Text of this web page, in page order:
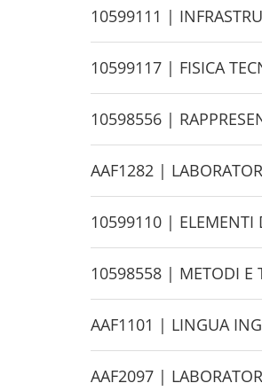
d
e
H
i
d
e
10599111 |
H
i
d
e
10599117 | FISICA
H
i
d
e
10598556 |
H
i
d
e
AAF1282 |
H
i
d
e
10599110 | ELEMENTI
H
i
d
e
10598558 | METODI E
H
i
d
AAF1101 | LINGUA
H
AAF2097 |